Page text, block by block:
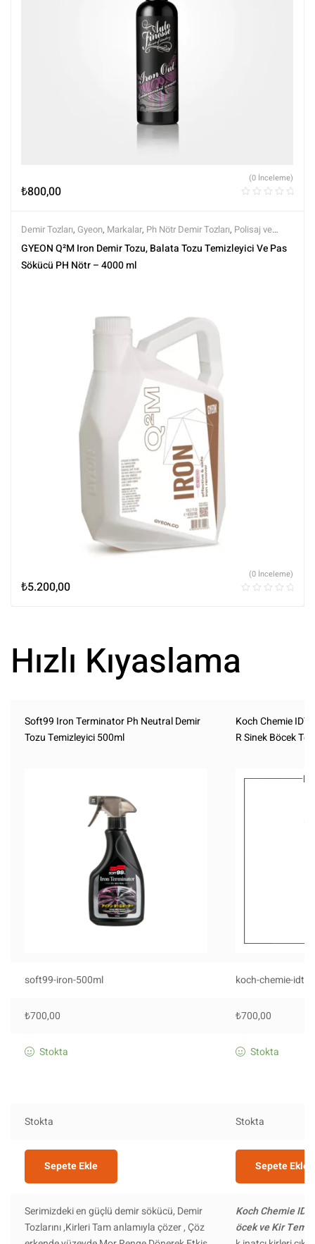
₺800,00
(0 İnceleme)
Demir Tozları, Gyeon, Markalar, Ph Nötr Demir Tozları, Polisaj ve
Parlatma,Tüm Ürünler,Tüm Ürünler,Yüzey Temizleyici ve
Arındırıcılar
GYEON Q²M Iron Demir Tozu, Balata Tozu Temizleyici Ve Pas
Sökücü PH Nötr – 4000 ml
₺5.200,00
(0 İnceleme)
Hızlı Kıyaslama
Soft99 Iron Terminator Ph Neutral Demir
Tozu Temizleyici 500ml
Koch Chemie IDT
R Sinek Böcek
soft99-iron-500ml koch-chemie-idt
₺700,00 ₺700,00
Stokta Stokta
Stokta Stokta
Sepete Ekle Sepete Ekle
Serimizdeki en güçlü demir sökücü, Demir
Tozlarını ,Kirleri Tam anlamıyla çözer , Çöz
Koch Chemie
öcek ve Kir